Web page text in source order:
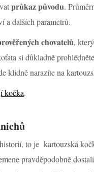
průkaz původu.
a dalších parametrů.
chovatelů,
si důkladně
klidně narazíte na
kočka.
to je kartouzská
pravděpodobně